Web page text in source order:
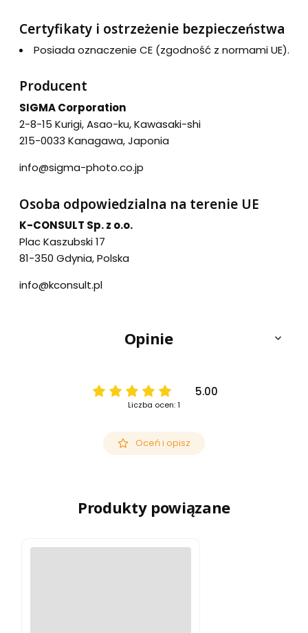
Certyfikaty i ostrzeżenie bezpieczeństwa
Posiada oznaczenie CE (zgodność z normami UE).
Producent
SIGMA Corporation
2-8-15 Kurigi, Asao-ku, Kawasaki-shi
215-0033 Kanagawa, Japonia
info@sigma-photo.co.jp
Osoba odpowiedzialna na terenie UE
K-CONSULT Sp. z o.o.
Plac Kaszubski 17
81-350 Gdynia, Polska
info@kconsult.pl
Opinie
5.00
Liczba ocen: 1
Oceń i opisz
Produkty powiązane